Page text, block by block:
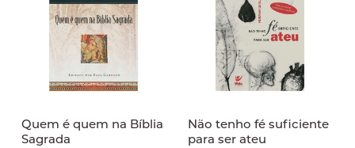
Quem é quem na Bíblia
Sagrada
Não tenho fé suficiente
para ser ateu